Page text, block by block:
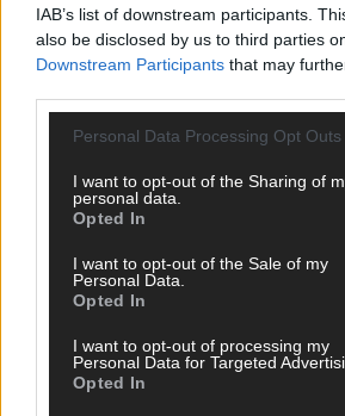
IAB’s list of downstream participants.
also be disclosed by us to third parties
Downstream Participants that may
Personal Data Processing Opt Outs
I want to opt-out of the Sharing of
personal data.
Opted In
I want to opt-out of the Sale of my
Personal Data.
Opted In
I want to opt-out of processing my
Personal Data for Targeted
Opted In
SCHNELL ZUM RESSORT
Nachrichten